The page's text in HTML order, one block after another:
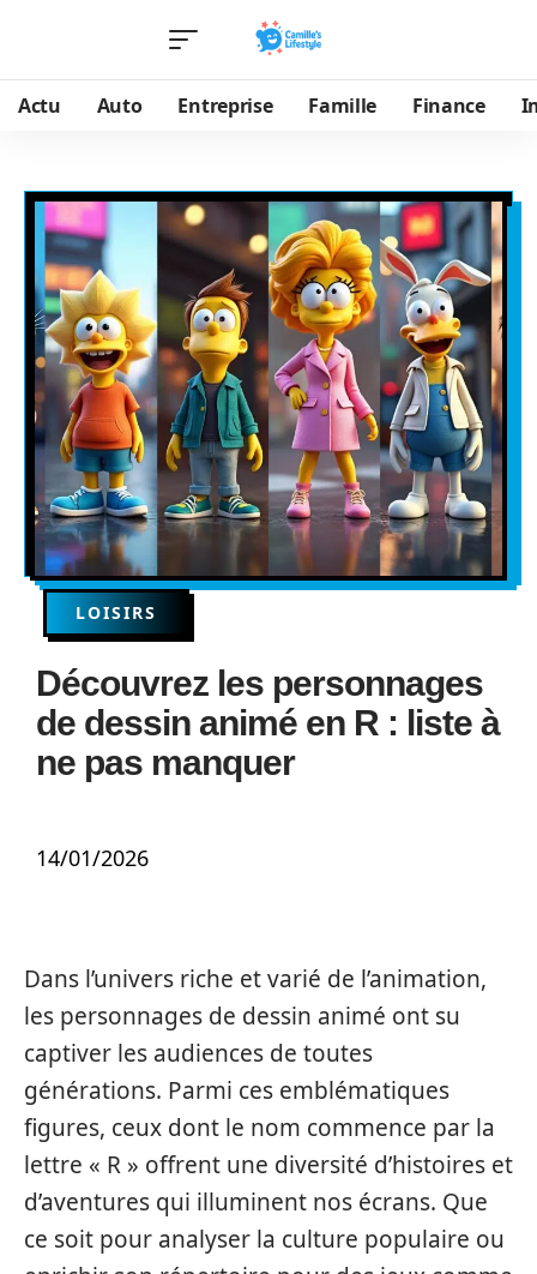
Actu Auto Entreprise Famille Finance
LOISIRS
Découvrez les personnages
de dessin animé en R : liste à
ne pas manquer
14/01/2026
Dans l’univers riche et varié de l’animation,
les personnages de dessin animé ont su
captiver les audiences de toutes
générations. Parmi ces emblématiques
figures, ceux dont le nom commence par la
lettre « R » offrent une diversité d’histoires et
d’aventures qui illuminent nos écrans. Que
ce soit pour analyser la culture populaire ou